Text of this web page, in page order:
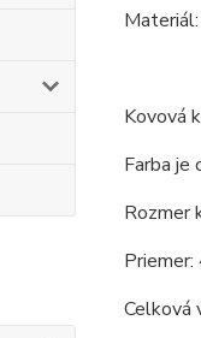
Kovová
Farba je
Rozmer
Priemer:
Celková